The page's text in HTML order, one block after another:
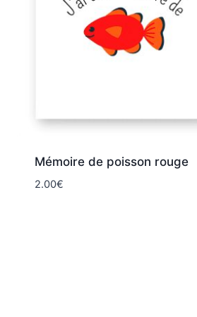
Mémoire de poisson rouge
2.00€